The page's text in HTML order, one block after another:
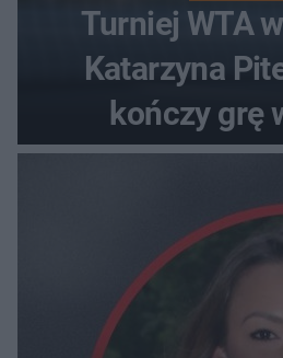
Turniej WTA
Katarzyna
kończy grę